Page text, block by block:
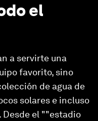
el
a servirte una
favorito, sino
de agua de
solares e incluso
Desde el ""estadio